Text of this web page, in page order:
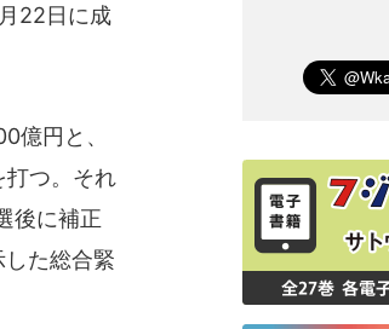
22日に成
億円と、
打つ。それ
後に補正
た総合緊